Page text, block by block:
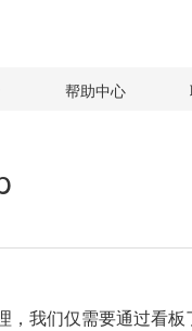
帮助中心
，我们仅需要通过看板